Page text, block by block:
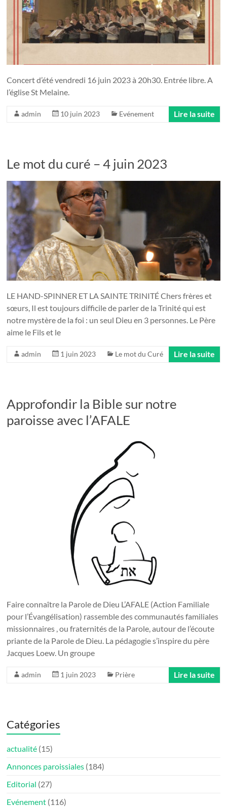
Concert d’été vendredi 16 juin 2023 à 20h30. Entrée libre. A
l’église St Melaine.
admin 10 juin 2023 Evénement Lire la suite
Le mot du curé – 4 juin 2023
LE HAND-SPINNER ET LA SAINTE TRINITÉ Chers frères et
sœurs, Il est toujours difficile de parler de la Trinité qui est
notre mystère de la foi : un seul Dieu en 3 personnes. Le Père
aime le Fils et le
admin 1 juin 2023 Le mot du Curé Lire la suite
Approfondir la Bible sur notre
paroisse avec l’AFALE
Faire connaître la Parole de Dieu L’AFALE (Action Familiale
pour l’Évangélisation) rassemble des communautés familiales
missionnaires , ou fraternités de la Parole, autour de l’écoute
priante de la Parole de Dieu. La pédagogie s’inspire du père
Jacques Loew. Un groupe
admin 1 juin 2023 Prière Lire la suite
Catégories
actualité (15)
Annonces paroissiales (184)
Editorial (27)
Evénement (116)